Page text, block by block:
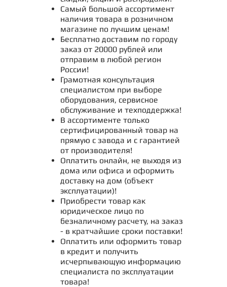
Самый большой ассортимент
наличия товара в розничном
магазине по лучшим ценам!
Бесплатно доставим по городу
заказ от 20000 рублей или
отправим в любой регион
России!
Грамотная консультация
специалистом при выборе
оборудования, сервисное
обслуживание и техподдержка!
В ассортименте только
сертифицированный товар на
прямую с завода и с гарантией
от производителя!
Оплатить онлайн, не выходя из
дома или офиса и оформить
доставку на дом (объект
эксплуатации)!
Приобрести товар как
юридическое лицо по
безналичному расчету, на заказ
- в кратчайшие сроки поставки!
Оплатить или оформить товар
в кредит и получить
исчерпывающую информацию
специалиста по эксплуатации
товара!